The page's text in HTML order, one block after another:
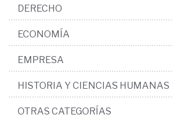
DERECHO
ECONOMÍA
EMPRESA
HISTORIA Y CIENCIAS HUMANAS
OTRAS CATEGORÍAS